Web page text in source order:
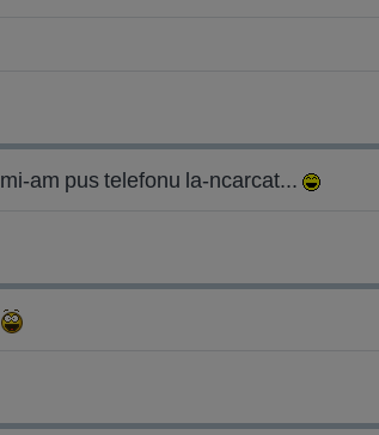
mi-am pus telefonu la-ncarcat...